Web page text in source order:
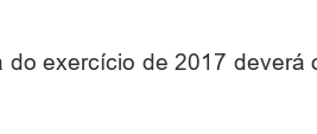
exercício de 2017 deverá